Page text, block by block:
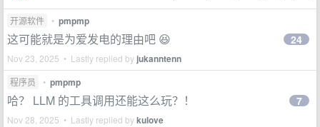
开源软件 • pmpmp
这可能就是为爱发电的理由吧 😆
Nov 23, 2025 • Lastly replied by jukanntenn
24
程序员 • pmpmp
哈？ LLM 的工具调用还能这么玩？！
Nov 28, 2025 • Lastly replied bykulove
7